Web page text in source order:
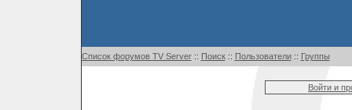
Список форумов TV Server:: Поиск:: Пользователи:: Группы
Войти и